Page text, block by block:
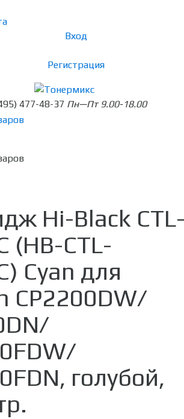
Вход
Регистрация
477-48-37 Пн—Пт 9.00-18.00
Hi-Black
(HB-CTL-
Cyan для
CP2200DW/
голубой,